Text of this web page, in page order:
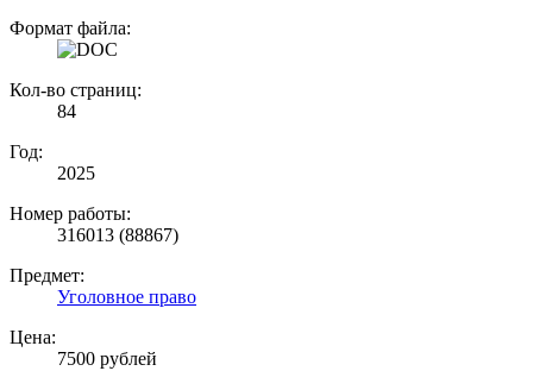
Формат файла:
Кол-во страниц:
84
Год:
2025
Номер работы:
316013 (88867)
Предмет:
Уголовное право
Цена:
7500 рублей